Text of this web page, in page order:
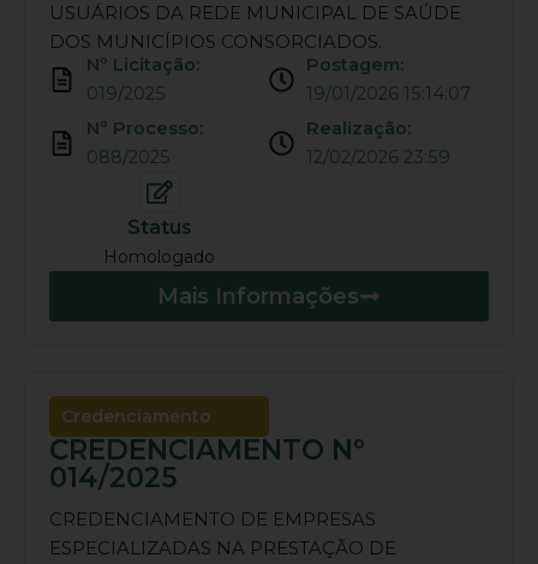
USUÁRIOS DA REDE MUNICIPAL DE SAÚDE
DOS MUNICÍPIOS CONSORCIADOS.
Nº Licitação:
019/2025
Nº Processo:
088/2025
Postagem:
19/01/2026 15:14:07
Realização:
12/02/2026 23:59
Status
Homologado
Mais Informações
Credenciamento
CREDENCIAMENTO Nº
014/2025
CREDENCIAMENTO DE EMPRESAS
ESPECIALIZADAS NA PRESTAÇÃO DE